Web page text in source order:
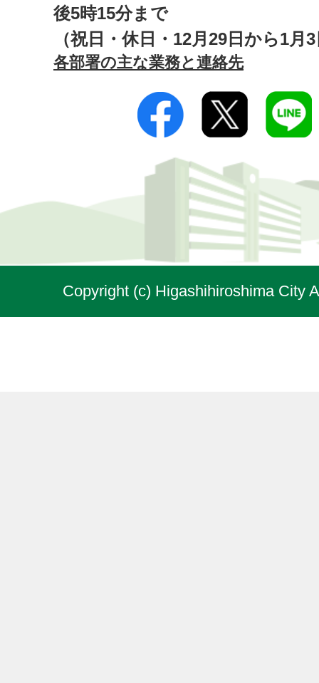
後5時15分まで
（祝日・休日・12月29日から1月
各部署の主な業務と連絡先
Copyright (c) Higashihiroshima City